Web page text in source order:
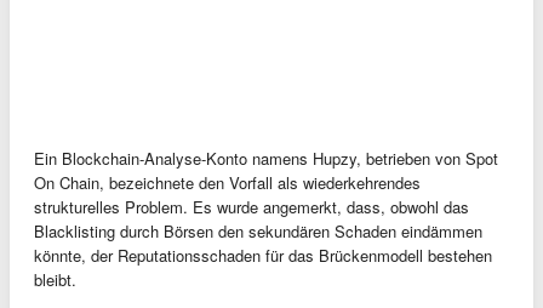
Ein Blockchain-Analyse-Konto namens Hupzy, betrieben von Spot
On Chain, bezeichnete den Vorfall als wiederkehrendes
strukturelles Problem. Es wurde angemerkt, dass, obwohl das
Blacklisting durch Börsen den sekundären Schaden eindämmen
könnte, der Reputationsschaden für das Brückenmodell bestehen
bleibt.